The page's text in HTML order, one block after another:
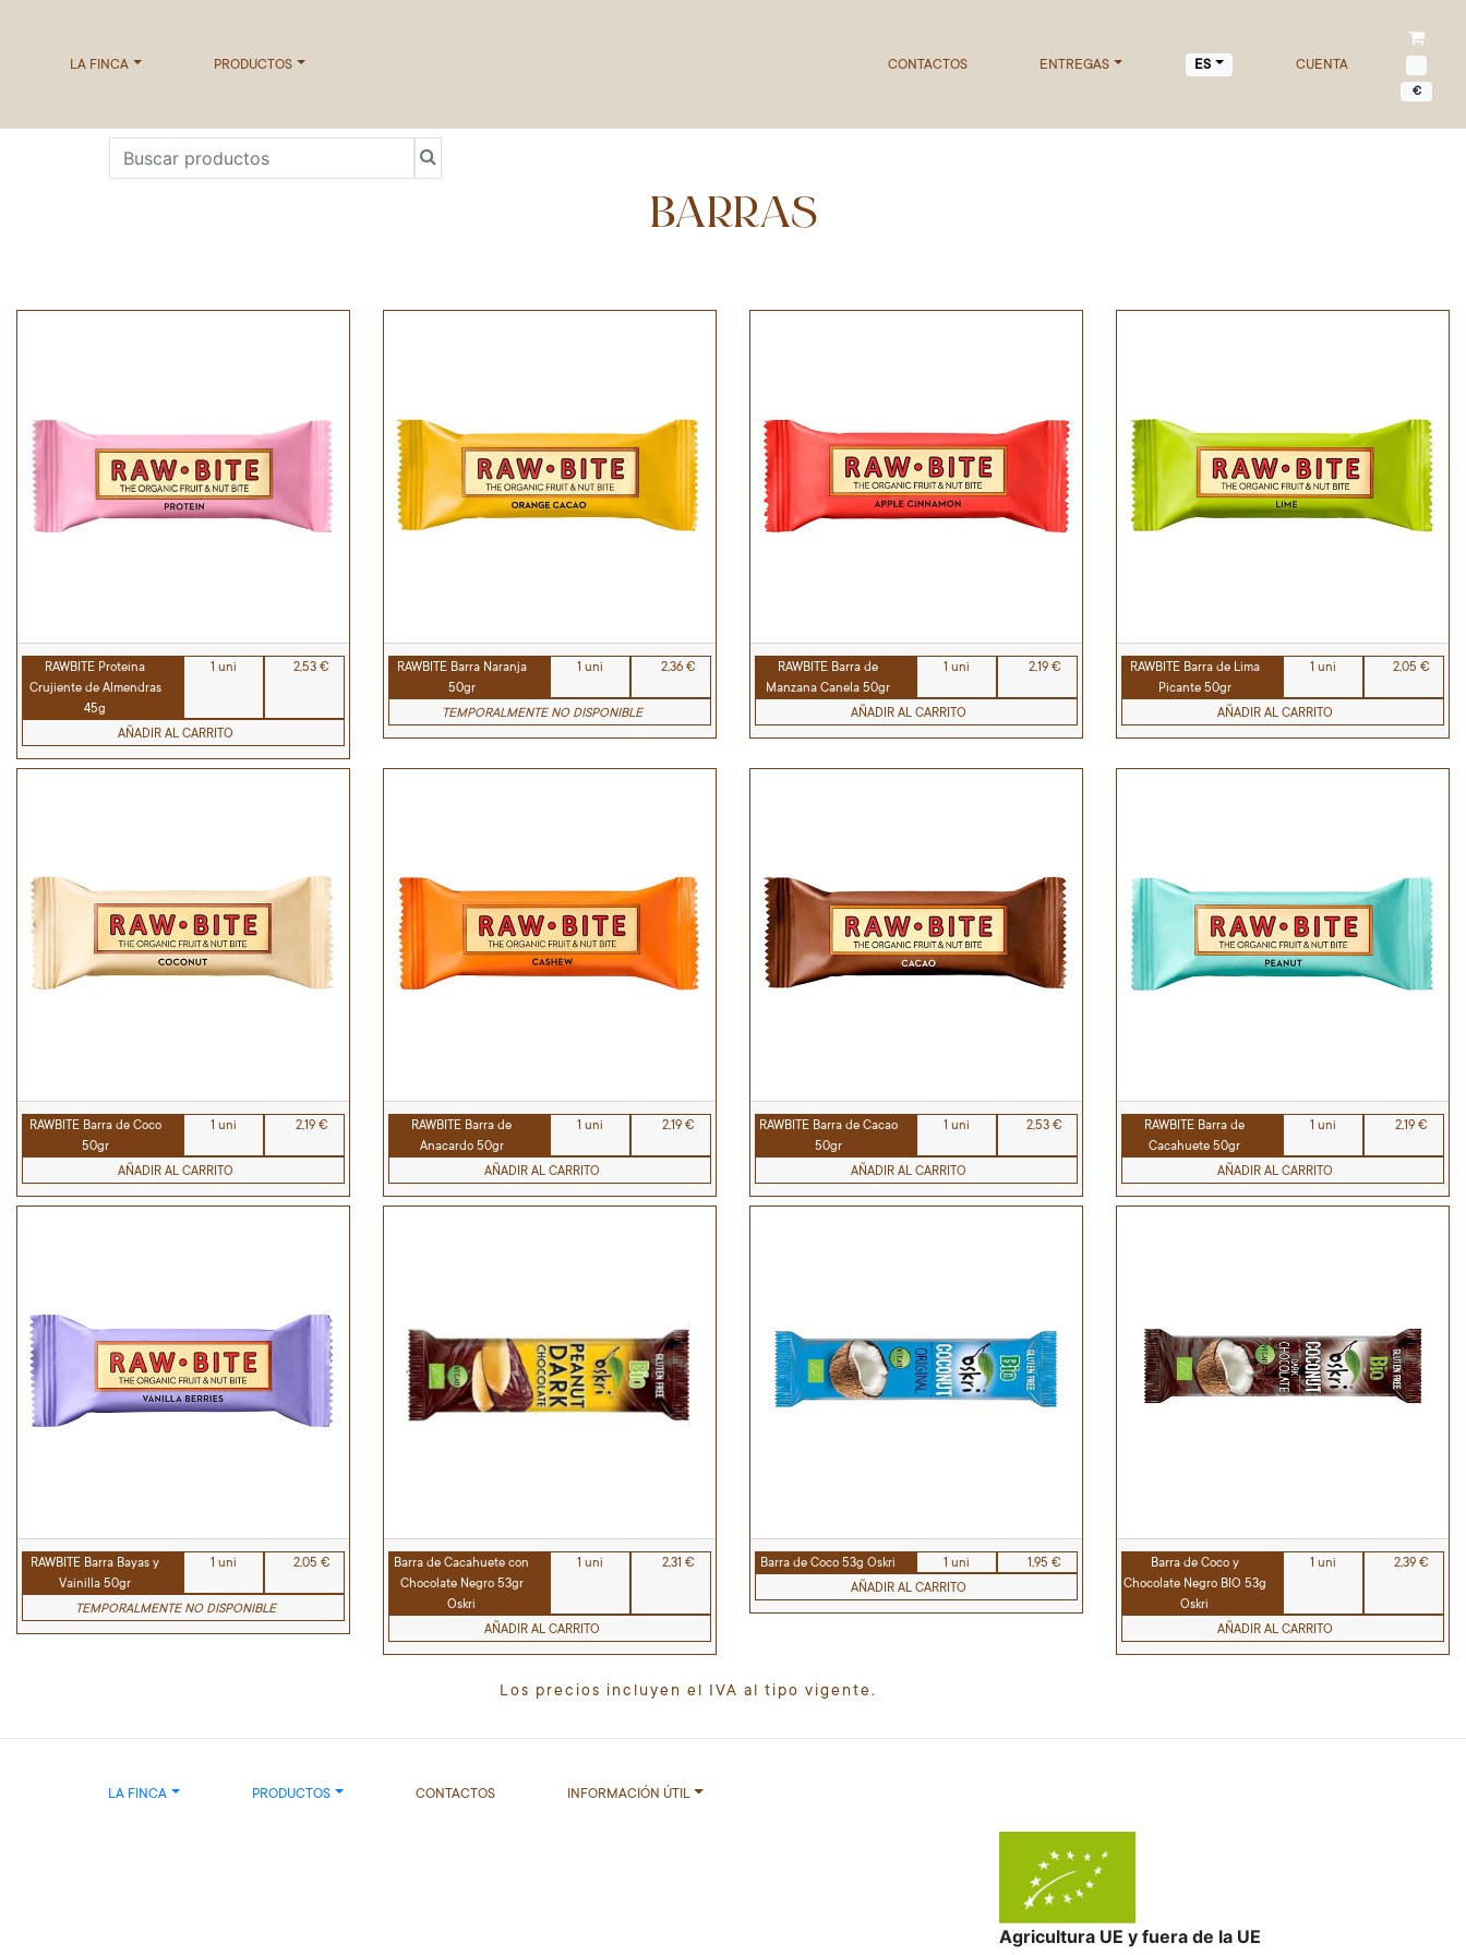
LA FINCA PRODUCTOS CONTACTOS ENTREGAS ES CUENTA
€
BARRAS
RAWBITE Proteína
Crujiente de Almendras
45g
1 uni 2,53 €
AÑADIR AL CARRITO
RAWBITE Barra Naranja
50gr
1 uni 2,36 €
TEMPORALMENTE NO DISPONIBLE
RAWBITE Barra de
Manzana Canela 50gr
1 uni 2,19 €
AÑADIR AL CARRITO
RAWBITE Barra de Lima
Picante 50gr
1 uni 2,05 €
AÑADIR AL CARRITO
RAWBITE Barra de Coco
50gr
1 uni 2,19 €
AÑADIR AL CARRITO
RAWBITE Barra de
Anacardo 50gr
1 uni 2,19 €
AÑADIR AL CARRITO
RAWBITE Barra de Cacao
50gr
1 uni 2,53 €
AÑADIR AL CARRITO
RAWBITE Barra de
Cacahuete 50gr
1 uni 2,19 €
AÑADIR AL CARRITO
RAWBITE Barra Bayas y
Vainilla 50gr
1 uni 2,05 €
TEMPORALMENTE NO DISPONIBLE
Barra de Cacahuete con
Chocolate Negro 53gr
Oskri
1 uni 2,31 €
AÑADIR AL CARRITO
Barra de Coco 53g Oskri 1 uni
1,95 €
AÑADIR AL CARRITO
Barra de Coco y
Chocolate Negro BIO 53g
Oskri
1 uni 2,39 €
AÑADIR AL CARRITO
Los precios incluyen el IVA al tipo vigente.
LA FINCA PRODUCTOS CONTACTOS INFORMACIÓN ÚTIL
Agricultura UE y fuera de la UE